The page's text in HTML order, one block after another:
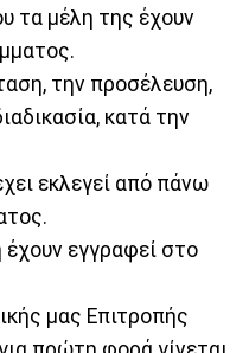
τα μέλη της έχουν
την προσέλευση,
κατά την
εκλεγεί από πάνω
εγγραφεί στο
μας Επιτροπής